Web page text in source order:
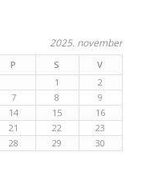
2025. november
P S
V
1
2
7 8
9
14 15
16
21 22
23
28 29 30